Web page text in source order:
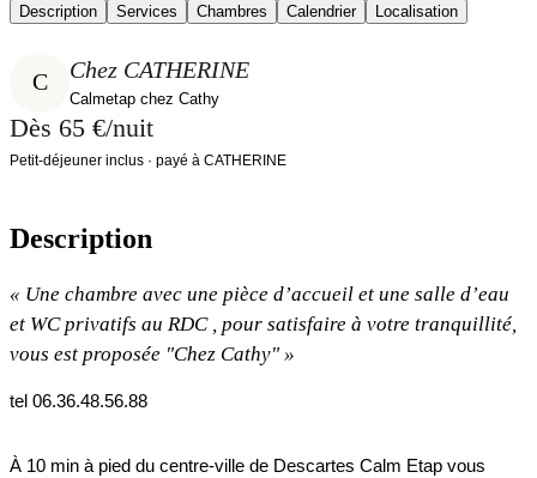
Description Services Chambres Calendrier Localisation
C Chez CATHERINE
Calmetap chez Cathy
Dès 65 €/nuit
Petit-déjeuner inclus · payé à CATHERINE
Description
« Une chambre avec une pièce d’accueil et une salle d’eau
et WC privatifs au RDC , pour satisfaire à votre tranquillité,
vous est proposée "Chez Cathy" »
tel 06.36.48.56.88
À 10 min à pied du centre-ville de Descartes Calm Etap vous